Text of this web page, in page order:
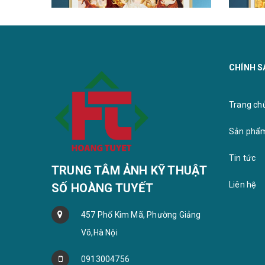
TRANH MÃ ĐÁO THÀNH CÔNG TRANH
TRUNG TÂM ẢNH KỸ THUẬT
SỐ HOÀNG TUYẾT
457 Phố Kim Mã, Phường Giảng
Võ,Hà Nội
0913004756
CHÍNH
Trang
Sản
Tin tức
Liên hệ